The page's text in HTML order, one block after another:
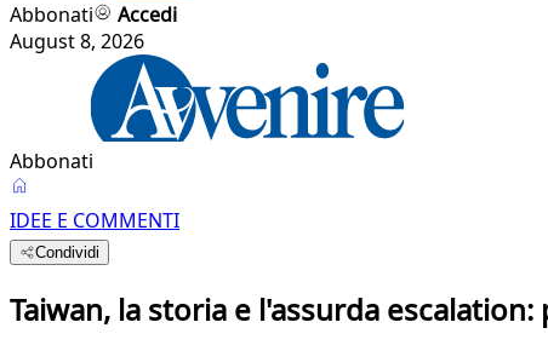
Abbonati
Accedi
August 8, 2026
Abbonati
IDEE E COMMENTI
Condividi
Taiwan, la storia e l'assurda